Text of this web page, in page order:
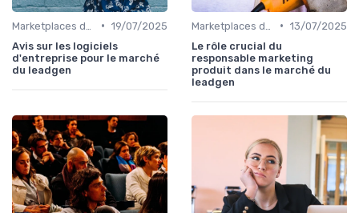
• 19/07/2025
Avis sur les logiciels
d'entreprise pour le marché
du leadgen
• 13/07/2025
Le rôle crucial du
responsable marketing
produit dans le marché du
leadgen